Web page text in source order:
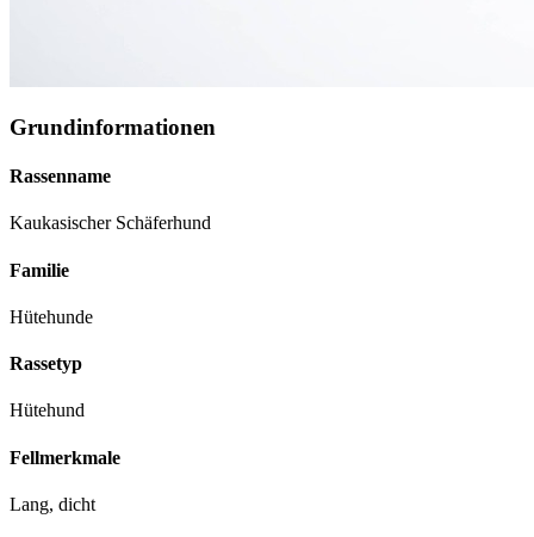
Grundinformationen
Rassenname
Kaukasischer Schäferhund
Familie
Hütehunde
Rassetyp
Hütehund
Fellmerkmale
Lang, dicht